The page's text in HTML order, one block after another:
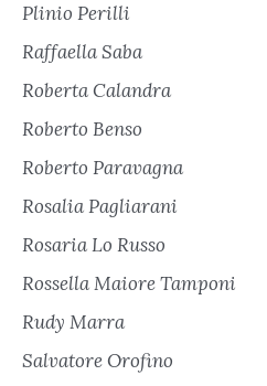
Plinio Perilli
Raffaella Saba
Roberta Calandra
Roberto Benso
Roberto Paravagna
Rosalia Pagliarani
Rosaria Lo Russo
Rossella Maiore Tamponi
Rudy Marra
Salvatore Orofino